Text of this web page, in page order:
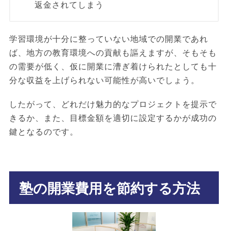
返金されてしまう
学習環境が十分に整っていない地域での開業であれ
ば、地方の教育環境への貢献も謳えますが、そもそも
の需要が低く、仮に開業に漕ぎ着けられたとしても十
分な収益を上げられない可能性が高いでしょう。
したがって、どれだけ魅力的なプロジェクトを提示で
きるか、また、目標金額を適切に設定するかが成功の
鍵となるのです。
塾の開業費用を節約する方法